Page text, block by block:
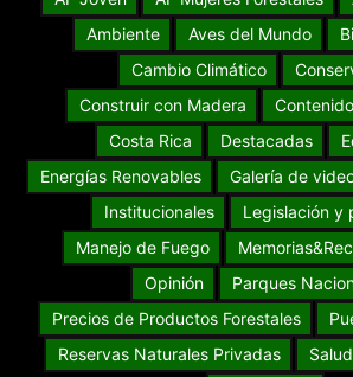
Ambiente
Aves del Mundo
Cambio Climático
Construir con Madera
Costa Rica
Destacadas
Energías Renovables
Galería de
Institucionales
Legislación y
Manejo de Fuego
Opinión
Parques
Precios de Productos Forestales
Reservas Naturales Privadas
Salud